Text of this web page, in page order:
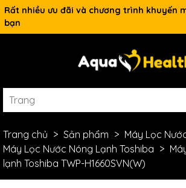
Rất nhiều ưu đãi và chương trình khuyến
bạn
Trang chủ Sản phẩm
Máy Lọc
Máy Lọc Nước Nóng Lạnh Toshiba
lạnh Toshiba TWP-H1660SVN(W)